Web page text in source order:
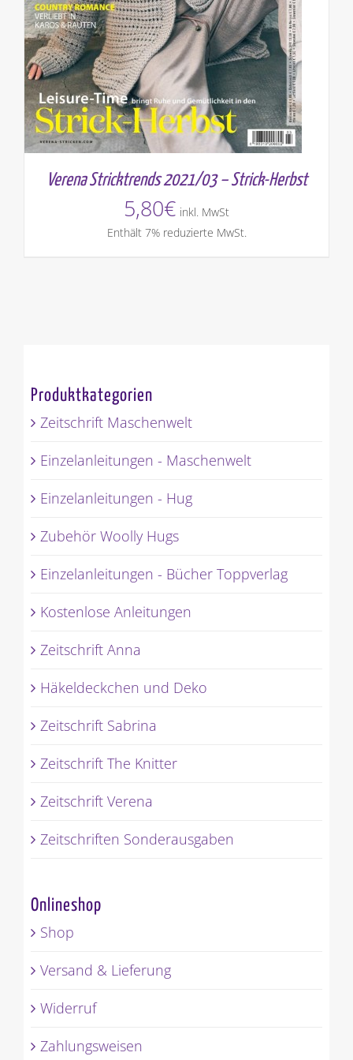
Verena Stricktrends 2021/03 – Strick-Herbst
5,80€ inkl. MwSt
Enthält 7% reduzierte MwSt.
Produktkategorien
Zeitschrift Maschenwelt
Einzelanleitungen - Maschenwelt
Einzelanleitungen - Hug
Zubehör Woolly Hugs
Einzelanleitungen - Bücher Toppverlag
Kostenlose Anleitungen
Zeitschrift Anna
Häkeldeckchen und Deko
Zeitschrift Sabrina
Zeitschrift The Knitter
Zeitschrift Verena
Zeitschriften Sonderausgaben
Onlineshop
Shop
Versand & Lieferung
Widerruf
Zahlungsweisen